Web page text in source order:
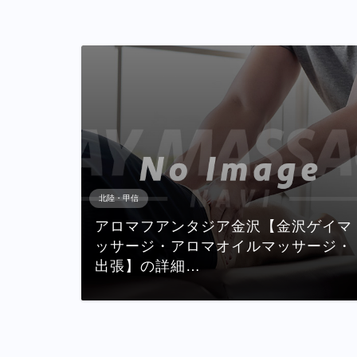
北陸・甲信
アロマフアンタジア金沢【金沢ゲイマ
ッサージ・アロマオイルマッサージ・
出張】の詳細…